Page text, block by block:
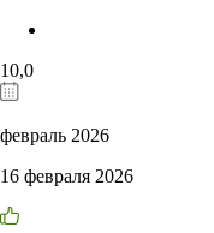
10,0
февраль 2026
16 февраля 2026